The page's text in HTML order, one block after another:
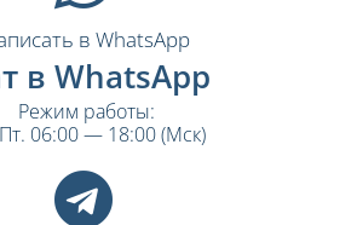
в WhatsApp
в WhatsApp
Режим работы:
06:00 — 18:00 (Мск)